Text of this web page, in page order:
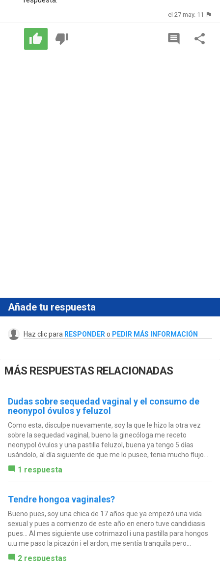
el 27 may. 11
Añade tu respuesta
Haz clic para RESPONDER o PEDIR MÁS INFORMACIÓN
MÁS RESPUESTAS RELACIONADAS
Dudas sobre sequedad vaginal y el consumo de
neonypol óvulos y feluzol
Como esta, disculpe nuevamente, soy la que le hizo la otra vez
sobre la sequedad vaginal, bueno la ginecóloga me receto
neonypol óvulos y una pastilla feluzol, buena ya tengo 5 días
usándolo, al día siguiente de que me lo pusee, tenia mucho flujo...
1 respuesta
Tendre hongoa vaginales?
Bueno pues, soy una chica de 17 años que ya empezó una vida
sexual y pues a comienzo de este año en enero tuve candidiasis
pues... Al mes siguiente use cotrimazol i una pastilla para hongos
u.u me paso la picazón i el ardon, me sentía tranquila pero...
2 respuestas